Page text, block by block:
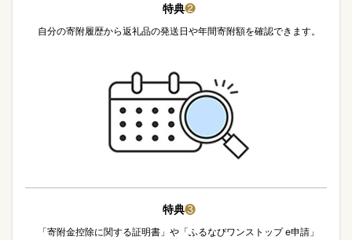
特典❷
自分の寄附履歴から返礼品の発送日や年間寄附額を確認できます。
特典❸
「寄附金控除に関する証明書」や「ふるなびワンストップ e申請」